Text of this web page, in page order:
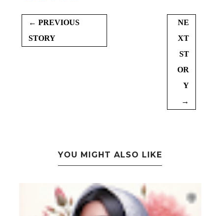
← PREVIOUS
STORY
NE
XT
ST
OR
Y
→
YOU MIGHT ALSO LIKE